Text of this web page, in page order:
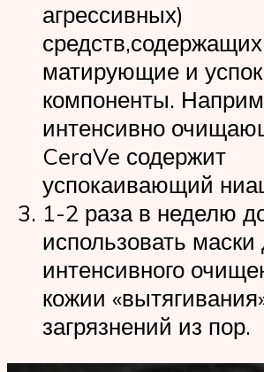
агрессивных)
средств,содержащих
матирующие и
компоненты.
интенсивно
CeraVe содержит
успокаивающий
1-2 раза в неделю
использовать маски
интенсивного
кожии
загрязнений из пор.